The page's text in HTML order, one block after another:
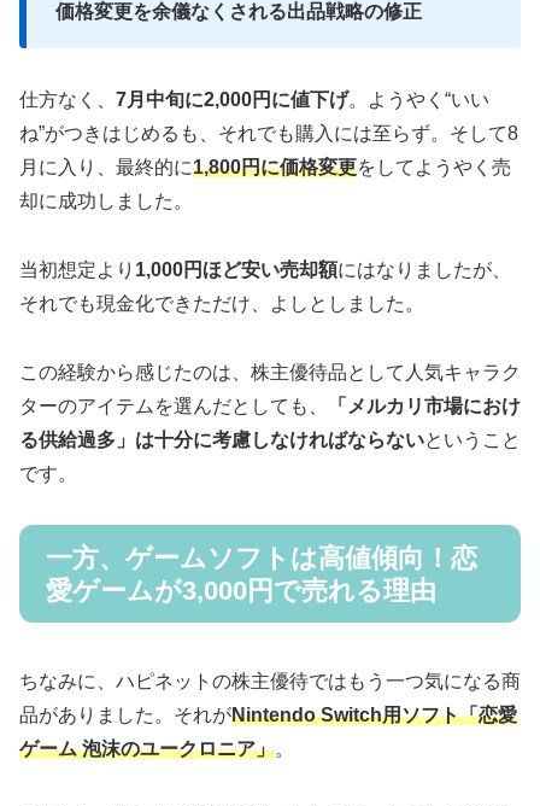
価格変更を余儀なくされる出品戦略の修正
仕方なく、 7月中旬に2,000円に値下げ。ようやく“いい
ね”がつきはじめるも、それでも購入には至らず。そして8
月に入り、最終的に1,800円に価格変更をしてようやく売
却に成功しました。
当初想定より 1,000円ほど安い売却額にはなりましたが、
それでも現金化できただけ、よしとしました。
この経験から感じたのは、株主優待品として人気キャラク
ターのアイテムを選んだとしても、
「メルカリ市場におけ
る供給過多」は十分に考慮しなければならないということ
です。
一方、ゲームソフトは高値傾向！恋
愛ゲームが3,000円で売れる理由
ちなみに、ハピネットの株主優待ではもう一つ気になる商
品がありました。それがNintendo Switch用ソフト「恋愛
ゲーム 泡沫のユークロニア」。